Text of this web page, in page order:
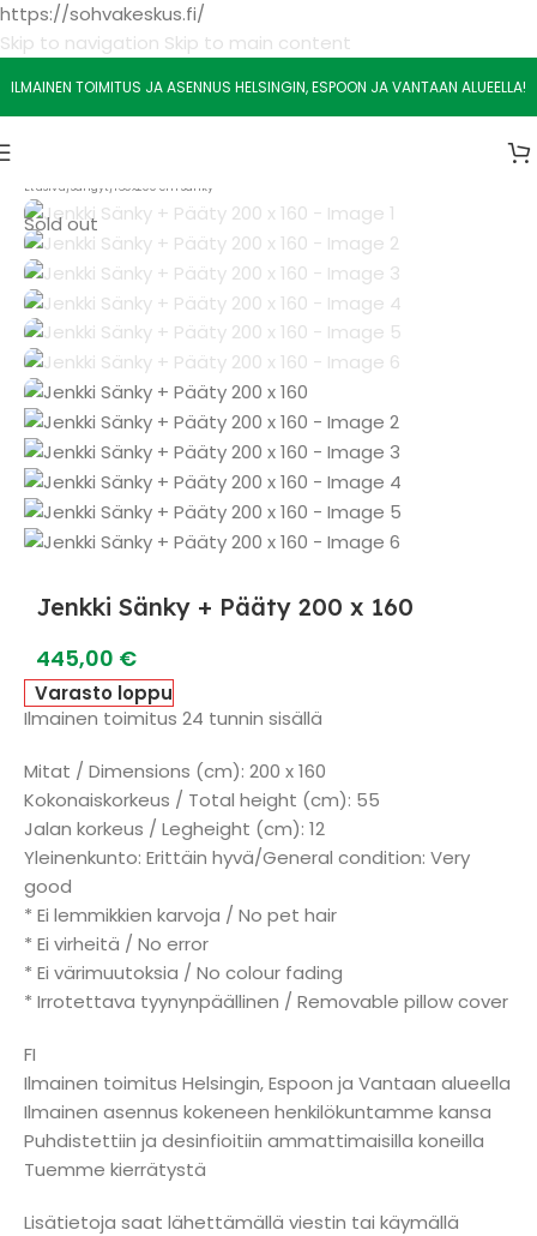
https://sohvakeskus.fi/
Skip to navigation Skip to main content
ILMAINEN TOIMITUS JA ASENNUS HELSINGIN, ESPOON JA VANTAAN ALUEELLA!
Etusivu/Sängyt/ 160x200 cm Sänky
Sold out
Jenkki Sänky + Pääty 200 x 160
445,00 €
Varasto loppu
Ilmainen toimitus 24 tunnin sisällä
Mitat / Dimensions (cm): 200 x 160
Kokonaiskorkeus / Total height (cm): 55
Jalan korkeus / Legheight (cm): 12
Yleinenkunto: Erittäin hyvä/General condition: Very
good
* Ei lemmikkien karvoja / No pet hair
* Ei virheitä / No error
* Ei värimuutoksia / No colour fading
* Irrotettava tyynynpäällinen / Removable pillow cover
FI
Ilmainen toimitus Helsingin, Espoon ja Vantaan alueella
Ilmainen asennus kokeneen henkilökuntamme kansa
Puhdistettiin ja desinfioitiin ammattimaisilla koneilla
Tuemme kierrätystä
Lisätietoja saat lähettämällä viestin tai käymällä